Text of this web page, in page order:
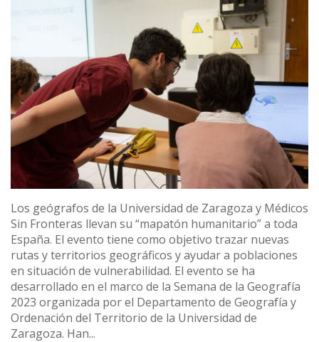
Los geógrafos de la Universidad de Zaragoza y Médicos
Sin Fronteras llevan su “mapatón humanitario” a toda
España. El evento tiene como objetivo trazar nuevas
rutas y territorios geográficos y ayudar a poblaciones
en situación de vulnerabilidad. El evento se ha
desarrollado en el marco de la Semana de la Geografía
2023 organizada por el Departamento de Geografía y
Ordenación del Territorio de la Universidad de
Zaragoza. Han...